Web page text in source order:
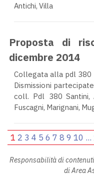
Antichi, Villa
Proposta di
dicembre 2014
Collegata alla pdl
Dismissioni
coll. Pdl 380 Santini,
Fuscagni, Marignani,
1 2 3 4 5 6 7 8 9 10 ...
Responsabilità di
di Area